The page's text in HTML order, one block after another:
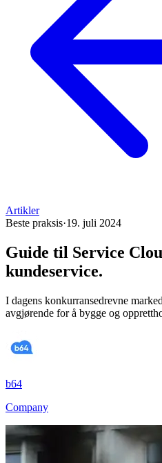
Artikler
Beste praksis·19. juli 2024
Guide til Service
kundeservice.
I dagens konkurransedrevne
avgjørende for å bygge og
b64
Company